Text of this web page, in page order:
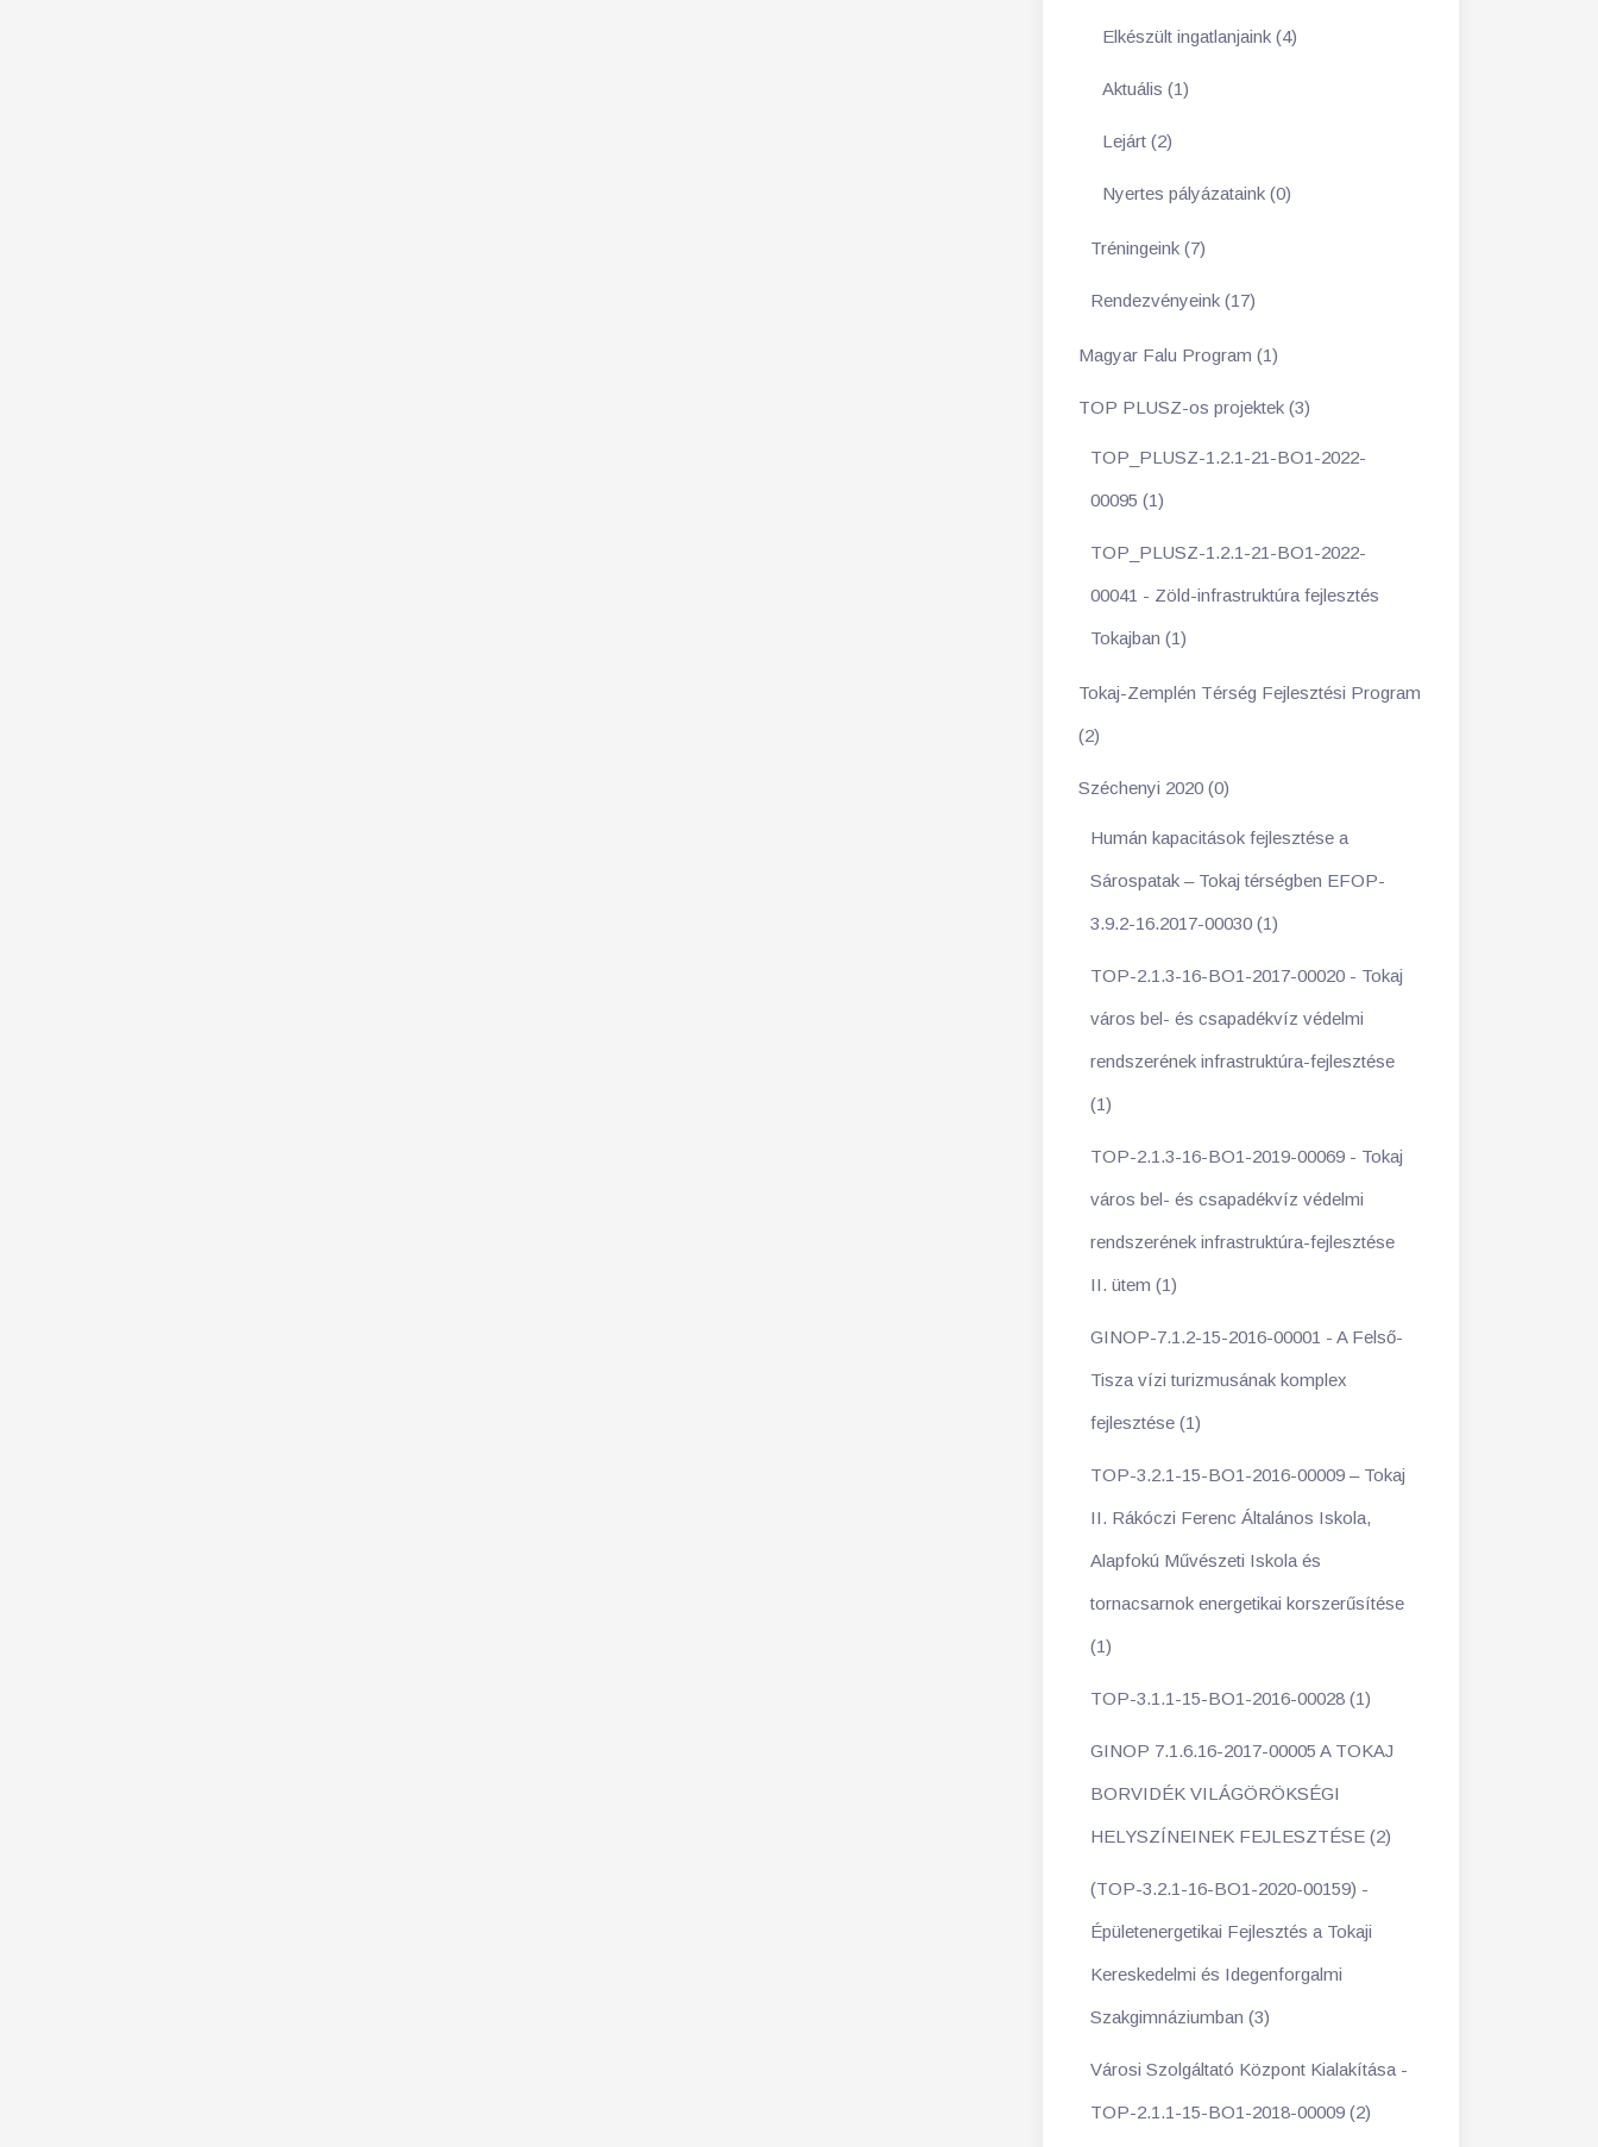
Elkészült ingatlanjaink (4)
Aktuális (1)
Lejárt (2)
Nyertes pályázataink (0)
Tréningeink (7)
Rendezvényeink (17)
Magyar Falu Program (1)
TOP PLUSZ-os projektek (3)
TOP_PLUSZ-1.2.1-21-BO1-2022-
00095 (1)
TOP_PLUSZ-1.2.1-21-BO1-2022-
00041 - Zöld-infrastruktúra fejlesztés
Tokajban (1)
Tokaj-Zemplén Térség Fejlesztési Program
(2)
Széchenyi 2020 (0)
Humán kapacitások fejlesztése a
Sárospatak – Tokaj térségben EFOP-
3.9.2-16.2017-00030 (1)
TOP-2.1.3-16-BO1-2017-00020 - Tokaj
város bel- és csapadékvíz védelmi
rendszerének infrastruktúra-fejlesztése
(1)
TOP-2.1.3-16-BO1-2019-00069 - Tokaj
város bel- és csapadékvíz védelmi
rendszerének infrastruktúra-fejlesztése
II. ütem (1)
GINOP-7.1.2-15-2016-00001 - A Felső-
Tisza vízi turizmusának komplex
fejlesztése (1)
TOP-3.2.1-15-BO1-2016-00009 – Tokaj
II. Rákóczi Ferenc Általános Iskola,
Alapfokú Művészeti Iskola és
tornacsarnok energetikai korszerűsítése
(1)
TOP-3.1.1-15-BO1-2016-00028 (1)
GINOP 7.1.6.16-2017-00005 A TOKAJ
BORVIDÉK VILÁGÖRÖKSÉGI
HELYSZÍNEINEK FEJLESZTÉSE (2)
(TOP-3.2.1-16-BO1-2020-00159) -
Épületenergetikai Fejlesztés a Tokaji
Kereskedelmi és Idegenforgalmi
Szakgimnáziumban (3)
Városi Szolgáltató Központ Kialakítása -
TOP-2.1.1-15-BO1-2018-00009 (2)